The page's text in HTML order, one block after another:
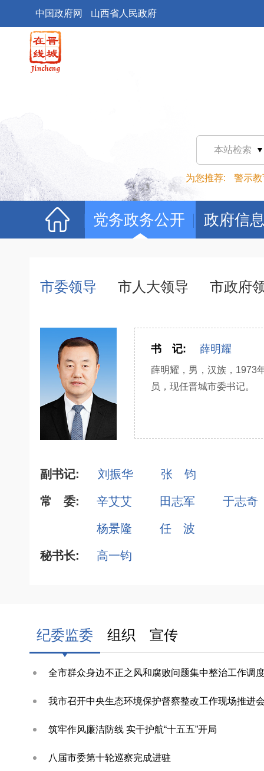
中国政府网 山西省人民政府
本站检索
为您推荐: 警示教
党务政务公开 政府信
市委领导 市人大领导 市政府
书 记: 薛明耀
薛明耀，男，汉族，1973
员，现任晋城市委书记。
副书记: 刘振华 张 钧
常 委: 辛艾艾 田志军 于志奇
杨景隆 任 波
秘书长: 高一钧
纪委监委 组织 宣传
我市召开中央生态环境保护督察整改工作现场推进
筑牢作风廉洁防线 实干护航“十五五”开局
八届市委第十轮巡察完成进驻